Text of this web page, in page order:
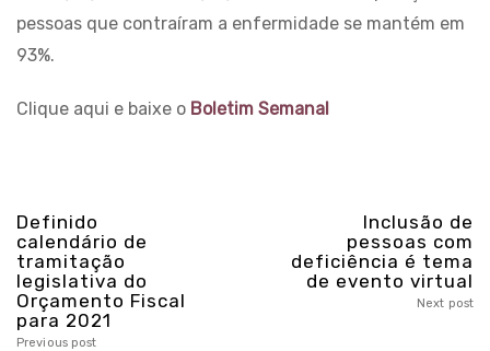
pessoas que contraíram a enfermidade se mantém em
93%.
Clique aqui e baixe o Boletim Semanal
Definido
calendário de
tramitação
legislativa do
Orçamento Fiscal
para 2021
Previous post
Inclusão de
pessoas com
deficiência é tema
de evento virtual
Next post